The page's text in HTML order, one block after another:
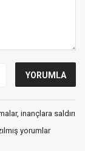
inançlara saldırı
yorumlar